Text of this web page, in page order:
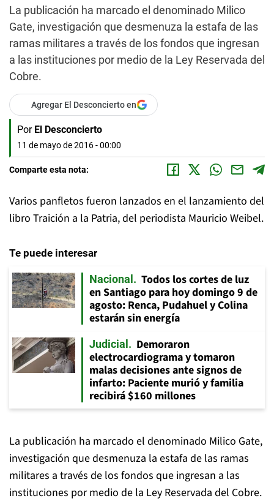
La publicación ha marcado el denominado Milico
Gate, investigación que desmenuza la estafa de las
ramas militares a través de los fondos que ingresan
a las instituciones por medio de la Ley Reservada del
Cobre.
Agregar El Desconcierto en
Por El Desconcierto
11 de mayo de 2016 - 00:00
Comparte esta nota:
Varios panfletos fueron lanzados en el lanzamiento del
libro Traición a la Patria, del periodista Mauricio Weibel.
Te puede interesar
Nacional
Todos los cortes de luz
en Santiago para hoy domingo 9 de
agosto: Renca, Pudahuel y Colina
estarán sin energía
Judicial
Demoraron
electrocardiograma y tomaron
malas decisiones ante signos de
infarto: Paciente murió y familia
recibirá $160 millones
La publicación ha marcado el denominado Milico Gate,
investigación que desmenuza la estafa de las ramas
militares a través de los fondos que ingresan a las
instituciones por medio de la Ley Reservada del Cobre.